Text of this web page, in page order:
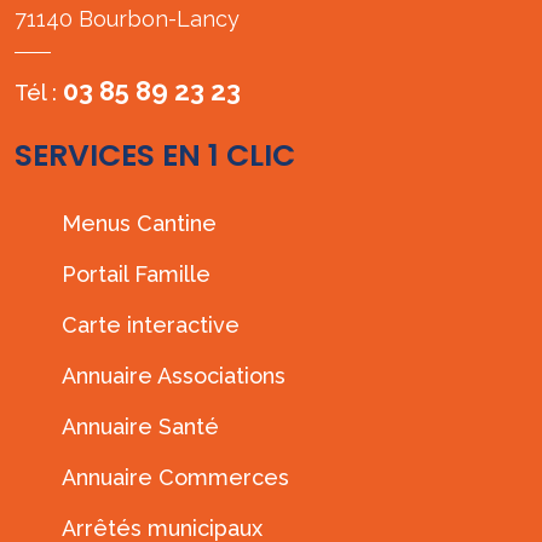
71140 Bourbon-Lancy
Tél : 03 85 89 23 23
SERVICES EN 1 CLIC
Menus Cantine
Portail Famille
Carte interactive
Annuaire Associations
Annuaire Santé
Annuaire Commerces
Arrêtés municipaux